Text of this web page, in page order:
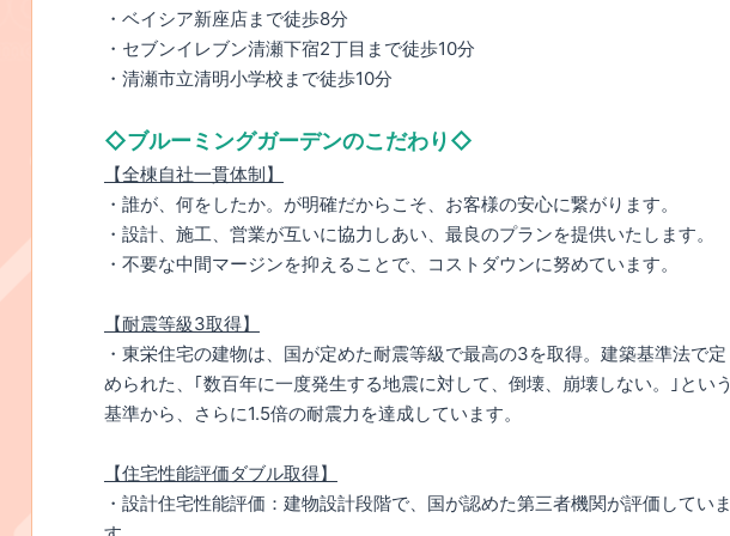
・ベイシア新座店まで徒歩8分
・セブンイレブン清瀬下宿2丁目まで徒歩10分
・清瀬市立清明小学校まで徒歩10分
◇ブルーミングガーデンのこだわり◇
【全棟自社一貫体制】
・誰が、何をしたか。が明確だからこそ、お客様の安心に繋がります。
・設計、施工、営業が互いに協力しあい、最良のプランを提供いたします。
・不要な中間マージンを抑えることで、コストダウンに努めています。
【耐震等級3取得】
・東栄住宅の建物は、国が定めた耐震等級で最高の3を取得。建築基準法で定
められた、｢数百年に一度発生する地震に対して、倒壊、崩壊しない。｣とい
基準から、さらに1.5倍の耐震力を達成しています。
【住宅性能評価ダブル取得】
・設計住宅性能評価：建物設計段階で、国が認めた第三者機関が評価してい